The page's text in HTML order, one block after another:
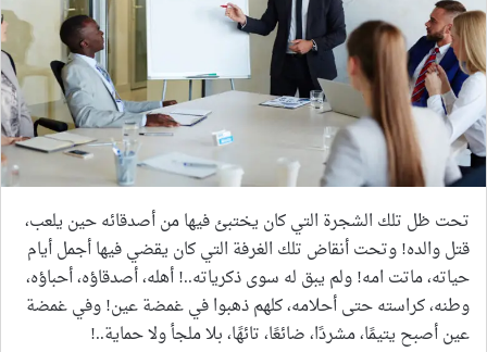
تحت ظل تلك الشجرة التي كان يختبئ فيها من أصدقائه حين يلعب،
قتل والده! وتحت أنقاض تلك الغرفة التي كان يقضي فيها أجمل أيام
حياته، ماتت امه! ولم يبق له سوى ذكرياته..! أهله، أصدقاؤه، أحباؤه،
وطنه، كراسته حتى أحلامه، كلهم ذهبوا في غمضة عين! وفي غمضة
عين أصبح يتيمًا، مشردًا، ضائعًا، تائهًا، بلا ملجأ ولا حماية..!